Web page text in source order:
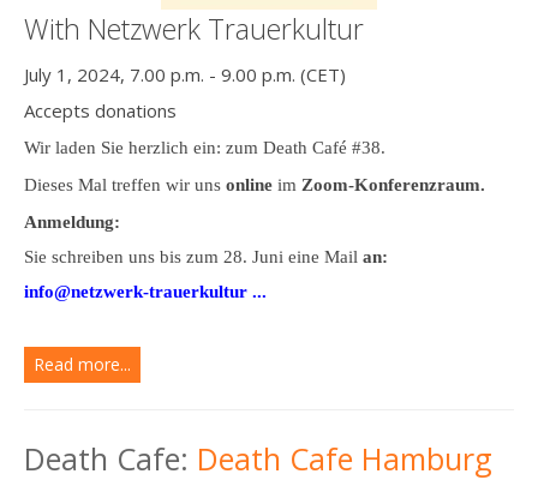
With Netzwerk Trauerkultur
July 1, 2024, 7.00 p.m. - 9.00 p.m. (CET)
Accepts donations
Wir laden Sie herzlich ein: zum Death Café #38.
Dieses Mal treffen wir uns online im Zoom-Konferenzraum.
Anmeldung:
Sie schreiben uns bis zum 28. Juni eine Mail an:
info@netzwerk-trauerkultur ...
Read more...
Death Cafe: Death Cafe Hamburg